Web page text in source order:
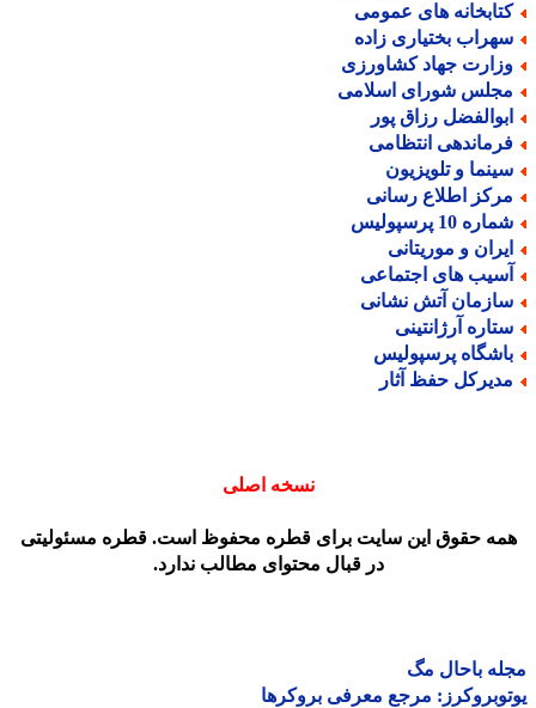
های عمومی
بختیاری زاده
جهاد کشاورزی
شورای اسلامی
رزاق پور
انتظامی
و تلویزیون
اطلاع رسانی
10 پرسپولیس
و موریتانی
های اجتماعی
آتش نشانی
آرژانتینی
پرسپولیس
حفظ آثار
نسخه اصلی
حقوق این سایت برای قطره محفوظ است. قطره مسئولیتی
در قبال محتوای مطالب ندارد.
باحال مگ
مرجع معرفی بروکرها